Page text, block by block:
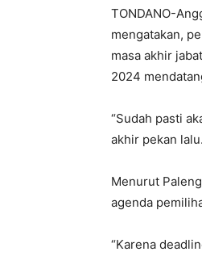
TONDANO-
mengatakan,
masa akhir
2024
“Sudah pasti
akhir pekan lalu.
Menurut
agenda
“Karena